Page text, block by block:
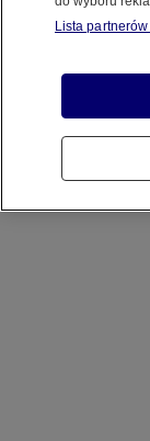
W
Trumpem.
też
przewaga
Lista